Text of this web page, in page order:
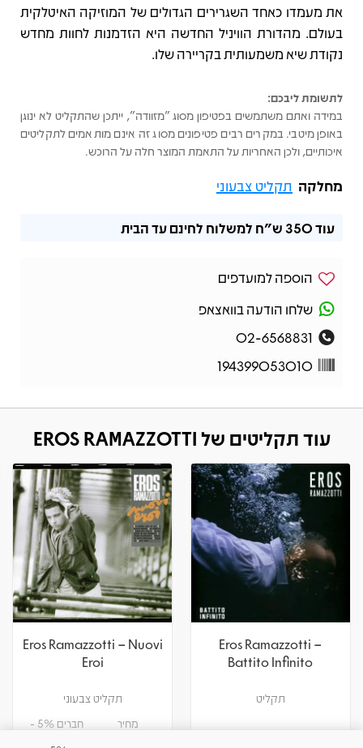
את מעמדו כאחד השגרירים הגדולים של המוזיקה האיטלקית
בעולם. מהדורת הוויניל החדשה היא הזדמנות לחוות מחדש
נקודת שיא משמעותית בקריירה שלו.
לתשומת ליבכם:
במידה ואתם משתמשים בפטיפון מסוג "מזוודה", ייתכן שהתקליט לא ינוגן
באופן מיטבי. במקרים רבים פטיפונים מסוג זה אינם מותאמים לתקליטים
איכותיים, ולכן האחריות על התאמת המוצר חלה על הרוכש.
מחלקה תקליט צבעוני
עוד350 ש"ח למשלוח לחינם עד הבית
הוספה למועדפים
שלחו הודעה בוואצאפ
02-6568831
194399053010
עוד תקליטים של EROS RAMAZZOTTI
Eros Ramazzotti – Nuovi
Eroi
תקליט צבעוני
Eros Ramazzotti – Dove
C'è Musica
שני תקליטים צבעוניים
מחיר חברים 5% -